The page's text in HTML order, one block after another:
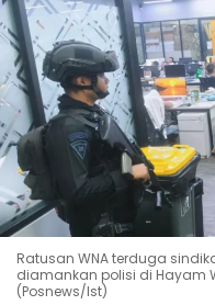
Ratusan WNA terduga
diamankan polisi di Hayam
(Posnews/Ist)